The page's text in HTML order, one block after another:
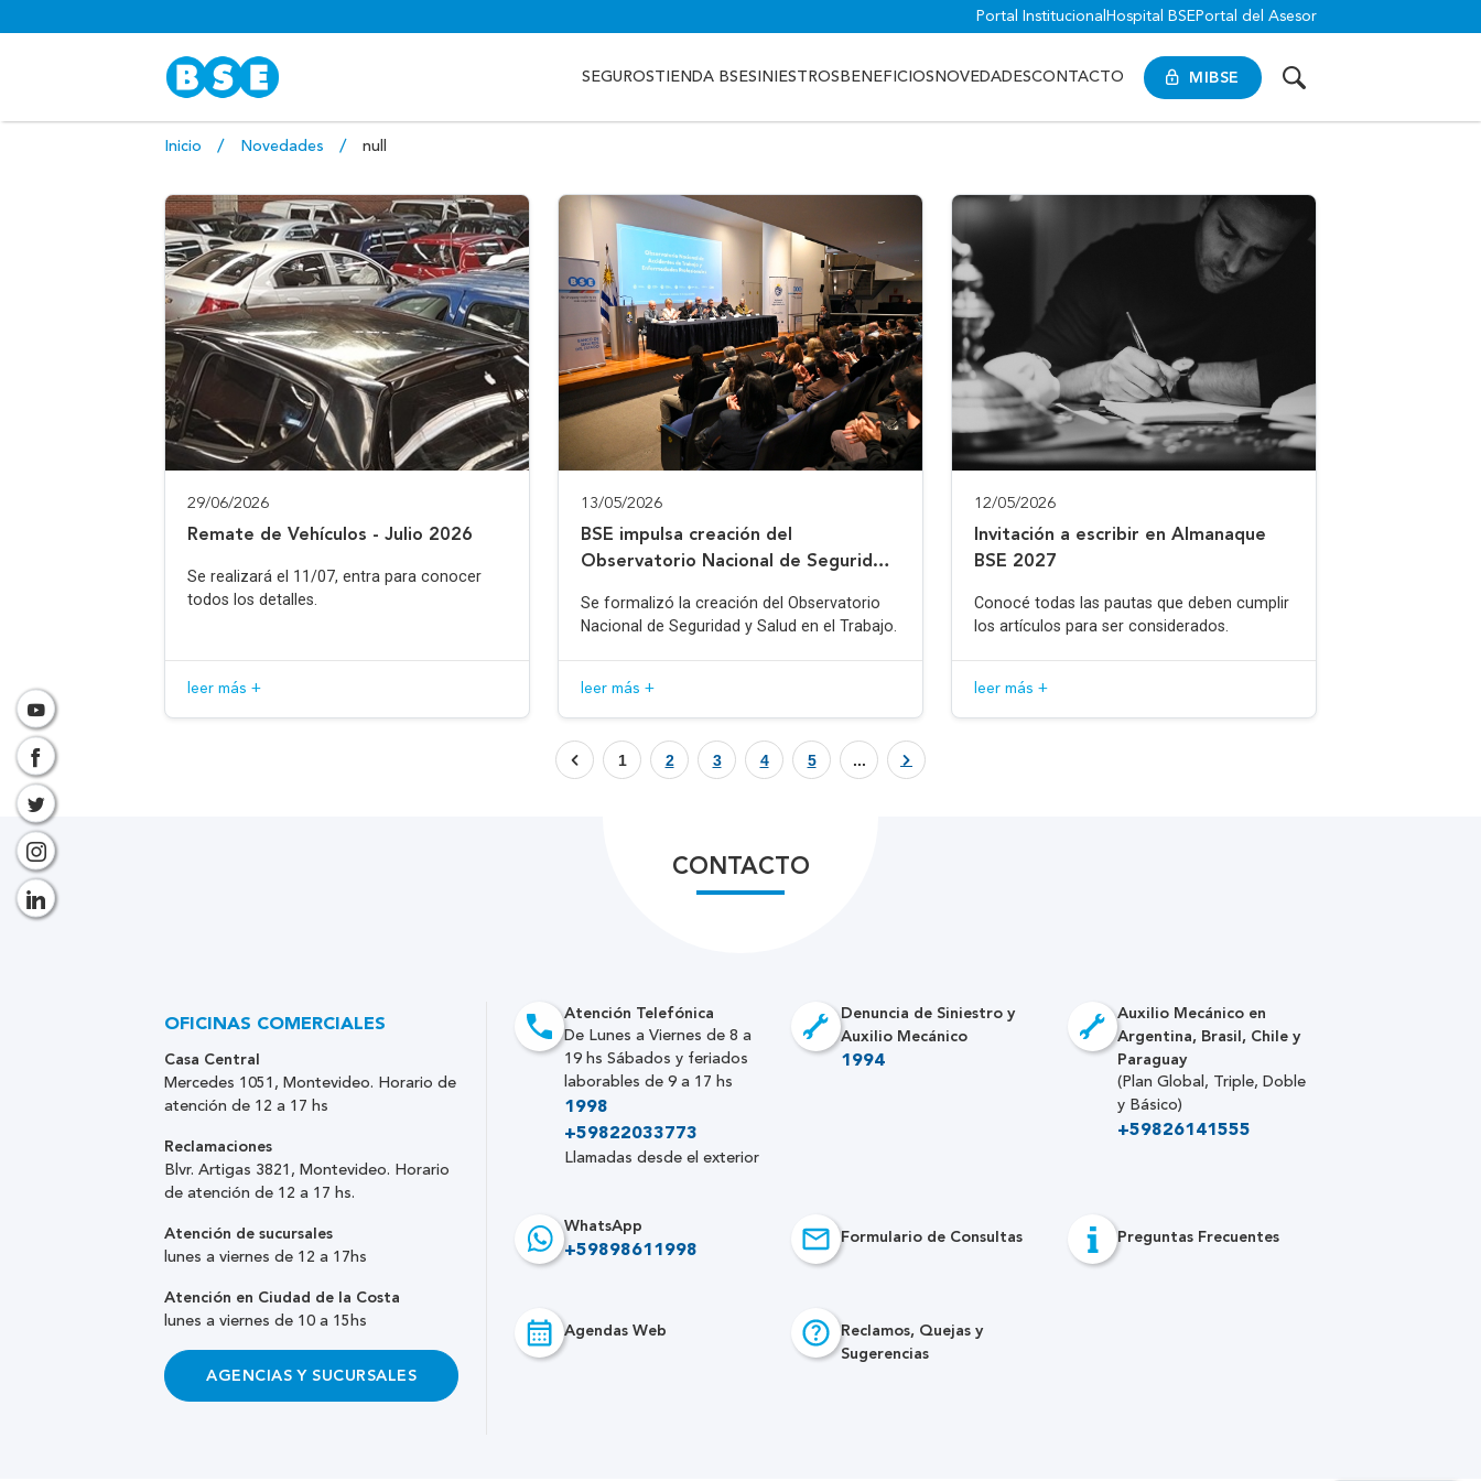
Portal Institucional Hospital BSE Portal del Asesor
MIBSE
SEGUROSTIENDA BSESINIESTROS BENEFICIOS NOVEDADESCONTACTO
Inicio Novedades null
29/06/2026
Remate de Vehículos - Julio 2026
Se realizará el 11/07, entra para conocer
todos los detalles.
leer más +
13/05/2026
BSE impulsa creación del
Observatorio Nacional de Seguridad
Se formalizó la creación del Observatorio
Nacional de Seguridad y Salud en el Trabajo.
leer más +
12/05/2026
Invitación a escribir en Almanaque
BSE 2027
Conocé todas las pautas que deben cumplir
los artículos para ser considerados.
leer más +
1 2 3 4 5 ...
CONTACTO
Atención Telefónica
De Lunes a Viernes de 8 a
19 hs Sábados y feriados
laborables de 9 a 17 hs
1998
+59822033773
Llamadas desde el exterior
Denuncia de Siniestro y
Auxilio Mecánico
1994
Auxilio Mecánico en
Argentina, Brasil, Chile y
Paraguay
(Plan Global, Triple, Doble
y Básico)
+59826141555
WhatsApp
+59898611998
Formulario de Consultas Preguntas Frecuentes
Agendas Web
Reclamos, Quejas y
Sugerencias
OFICINAS COMERCIALES
Casa Central
Mercedes 1051, Montevideo. Horario de
atención de 12 a 17 hs
Reclamaciones
Blvr. Artigas 3821, Montevideo. Horario
de atención de 12 a 17 hs.
Atención de sucursales
lunes a viernes de 12 a 17hs
Atención en Ciudad de la Costa
lunes a viernes de 10 a 15hs
AGENCIAS Y SUCURSALES